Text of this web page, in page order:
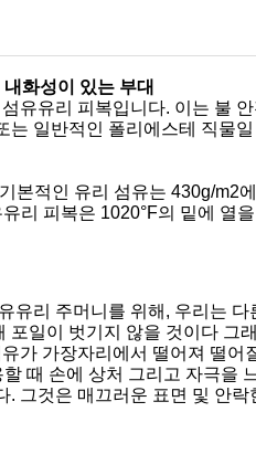
화성이 있는 부대
유유리 피복입니다. 이는 불
일반적인 폴리에스테 직물
본적인 유리 섬유는 430g/m2
리 피복은 1020°F의 밑에 열
리 주머니를 위해, 우리는
일이 벗기지 않을 것이다 그
가 가장자리에서 떨어져 떨어
때 손에 상처 그리고 자극을
그것은 매끄러운 표면 및 안